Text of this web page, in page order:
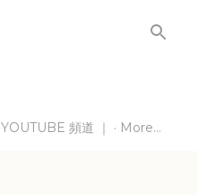
YOUTUBE 頻道 ｜ More…